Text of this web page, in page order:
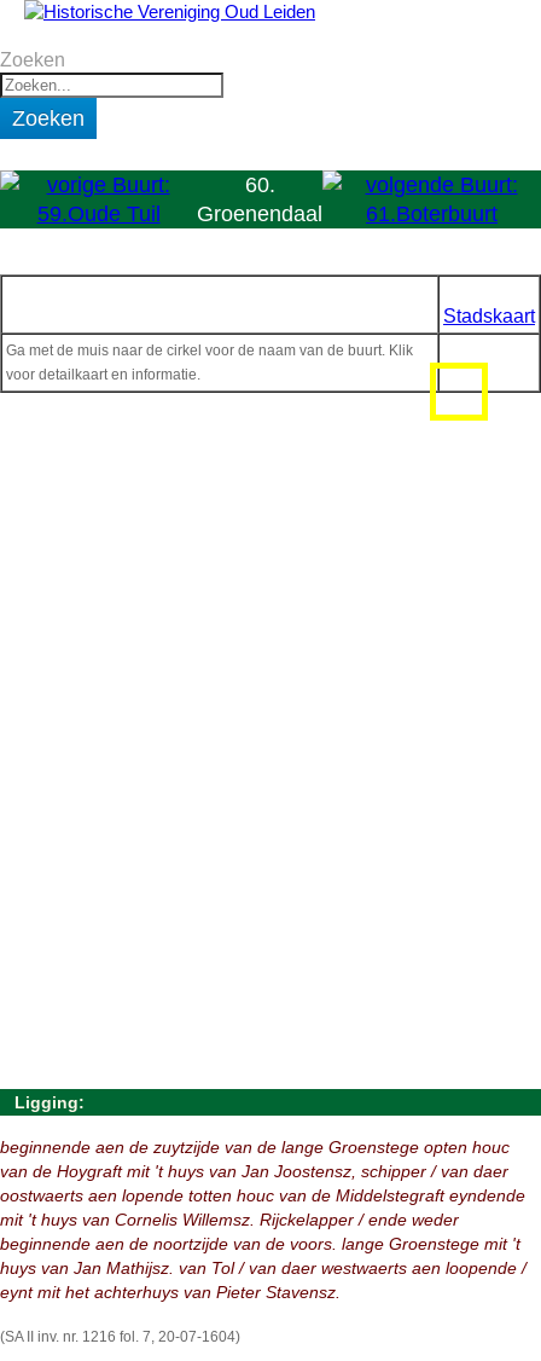
Zoeken
Zoeken
60.
Groenendaal
Stadskaart
Ga met de muis naar de cirkel voor de naam van de buurt. Klik
voor detailkaart en informatie.
Ligging:
beginnende aen de zuytzijde van de lange Groenstege opten houc
van de Hoygraft mit 't huys van Jan Joostensz, schipper / van daer
oostwaerts aen lopende totten houc van de Middelstegraft eyndende
mit 't huys van Cornelis Willemsz. Rijckelapper / ende weder
beginnende aen de noortzijde van de voors. lange Groenstege mit 't
huys van Jan Mathijsz. van Tol / van daer westwaerts aen loopende /
eynt mit het achterhuys van Pieter Stavensz.
(SA II inv. nr. 1216 fol. 7, 20-07-1604)